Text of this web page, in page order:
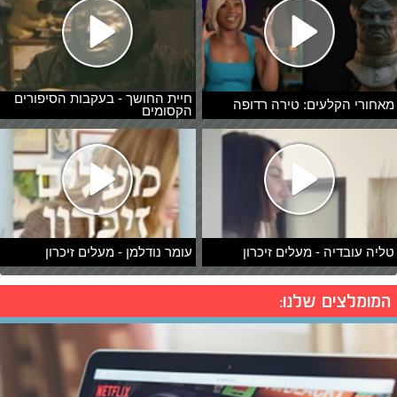
מאחורי הקלעים: טירה רדופה
חיית החושך - בעקבות הסיפורים
הקסומים
טליה עובדיה - מעלים זיכרון עומר נודלמן - מעלים זיכרון
המומלצים שלנו: